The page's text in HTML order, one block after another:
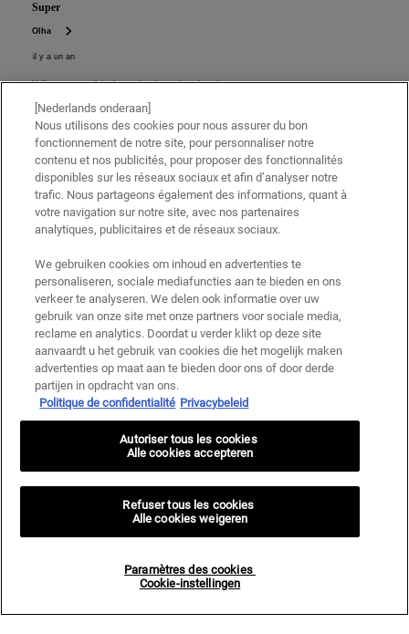
[Nederlands onderaan]
Nous utilisons des cookies pour nous assurer du bon
fonctionnement de notre site, pour personnaliser notre
contenu et nos publicités, pour proposer des fonctionnalités
disponibles sur les réseaux sociaux et afin d’analyser notre
trafic. Nous partageons également des informations, quant à
votre navigation sur notre site, avec nos partenaires
analytiques, publicitaires et de réseaux sociaux.
We gebruiken cookies om inhoud en advertenties te
personaliseren, sociale mediafuncties aan te bieden en ons
verkeer te analyseren. We delen ook informatie over uw
gebruik van onze site met onze partners voor sociale media,
reclame en analytics. Doordat u verder klikt op deze site
aanvaardt u het gebruik van cookies die het mogelijk maken
advertenties op maat aan te bieden door ons of door derde
partijen in opdracht van ons.
Politique de confidentialité Privacybeleid
Paramètres des cookies
Cookie-instellingen
Refuser tous les cookies
Alle cookies weigeren
Autoriser tous les cookies
Alle cookies accepteren